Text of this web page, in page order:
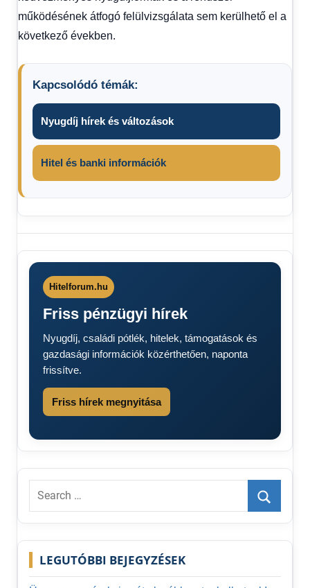
működésének átfogó felülvizsgálata sem kerülhető el a
következő években.
Kapcsolódó témák:
Nyugdíj hírek és változások
Hitel és banki információk
nyugdíj
Nők40
Nyugdíj
nyugdíjkorhatár
nyugdíjrendszer
Hitelforum.hu
Friss pénzügyi hírek
Nyugdíj, családi pótlék, hitelek, támogatások és
gazdasági információk közérthetően, naponta
frissítve.
Friss hírek megnyitása
Search
Search
LEGUTÓBBI BEJEGYZÉSEK